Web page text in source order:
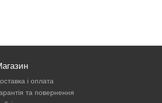
і оплата
та повернення